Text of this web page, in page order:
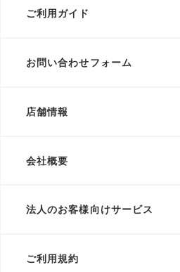
ご利用ガイド
お問い合わせフォーム
店舗情報
会社概要
法人のお客様向けサービス
ご利用規約